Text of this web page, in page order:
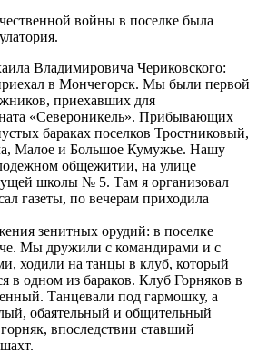
войны в поселке была
Владимировича Чериковского:
в Мончегорск. Мы были первой
приехавших для
«Североникель». Прибывающих
бараках поселков Тростниковый,
Малое и Большое Кумужье. Нашу
общежитии, на улице
школы № 5. Там я организовал
газеты, по вечерам приходила
зенитных орудий: в поселке
Мы дружили с командирами и с
ходили на танцы в клуб, который
в одном из бараков. Клуб Горняков в
Танцевали под гармошку, а
обаятельный и общительный
впоследствии ставший